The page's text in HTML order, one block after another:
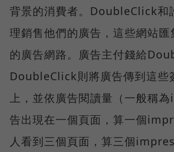
背景的消費者。DoubleClick和
理銷售他們的廣告，這些網站
的廣告網路。廣告主付錢給
DoubleClick則將廣告傳到這些
上，並依廣告閱讀量（一般稱
告出現在一個頁面，算一個
人看到三個頁面，算三個